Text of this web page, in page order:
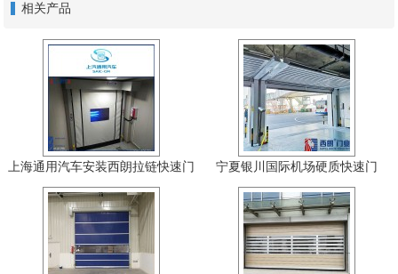
相关产品
上海通用汽车安装西朗拉链快速门 宁夏银川国际机场硬质快速门